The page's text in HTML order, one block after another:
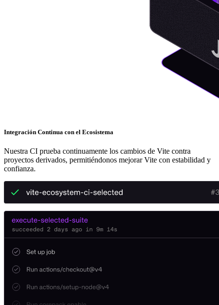
Integración Continua con el Ecosistema
Nuestra CI prueba continuamente los cambios de Vite contra
proyectos derivados, permitiéndonos mejorar Vite con estabilidad y
confianza.